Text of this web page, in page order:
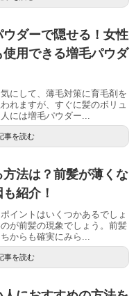
ダーで隠せる！女性
用できる増毛パウダ
にして、薄毛対策に育毛剤を
れますが、すぐに髪のボリュ
には増毛パウダー...
事を読む
法は？前髪が薄くな
紹介！
イントはいくつかあるでしょ
が前髪の現象でしょう。前髪
からも確実にみら...
事を読む